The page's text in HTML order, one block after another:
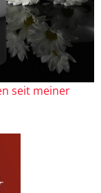
seit meiner